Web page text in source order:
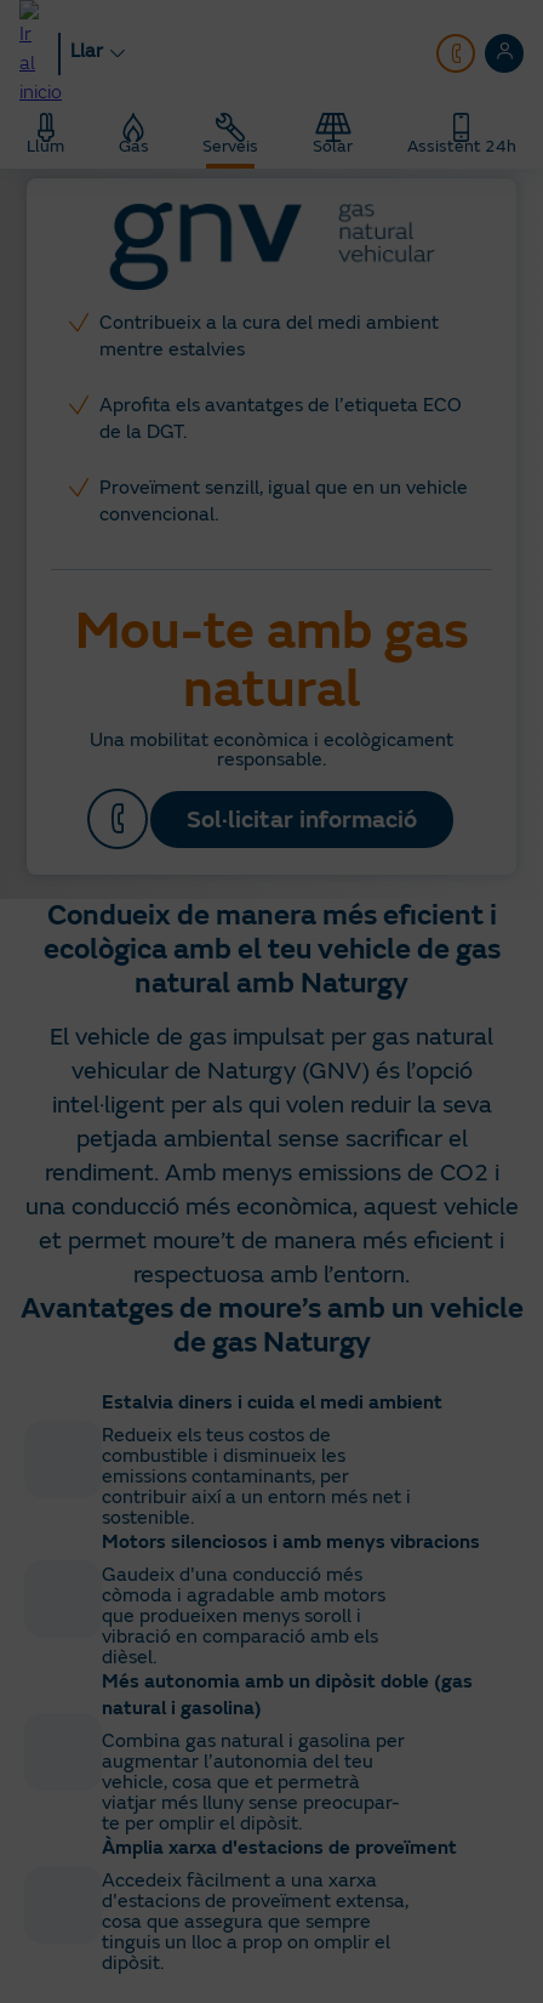
Anar
contingut
principal
Llar
Llum Gas Serveis Solar Assistent 24h
Llar Serveis Vehicle amb gas natural
Contribueix a la cura del medi ambient
mentre estalvies
Aprofita els avantatges de l’etiqueta ECO
de la DGT.
Proveïment senzill, igual que en un vehicle
convencional.
Mou-te amb gas
natural
Una mobilitat econòmica i ecològicament
responsable.
Sol·licitar informació
Condueix de manera més eficient i
ecològica amb el teu vehicle de gas
natural amb Naturgy
El vehicle de gas impulsat per gas natural
vehicular de Naturgy (GNV) és l’opció
intel·ligent per als qui volen reduir la seva
petjada ambiental sense sacrificar el
rendiment. Amb menys emissions de CO2 i
una conducció més econòmica, aquest vehicle
et permet moure’t de manera més eficient i
respectuosa amb l’entorn.
Avantatges de moure’s amb un vehicle
de gas Naturgy
Estalvia diners i cuida el medi ambient
Redueix els teus costos de
combustible i disminueix les
emissions contaminants, per
contribuir així a un entorn més net i
sostenible.
Motors silenciosos i amb menys vibracions
Gaudeix d'una conducció més
còmoda i agradable amb motors
que produeixen menys soroll i
vibració en comparació amb els
dièsel.
Més autonomia amb un dipòsit doble (gas
natural i gasolina)
Combina gas natural i gasolina per
augmentar l’autonomia del teu
vehicle, cosa que et permetrà
viatjar més lluny sense preocupar-
te per omplir el dipòsit.
Àmplia xarxa d'estacions de proveïment
Accedeix fàcilment a una xarxa
d'estacions de proveïment extensa,
cosa que assegura que sempre
tinguis un lloc a prop on omplir el
dipòsit.